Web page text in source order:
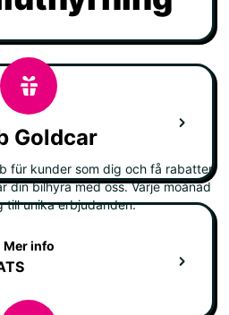
Goldcar
für kunder som dig och få rabatter
din bilhyra med oss. Varje moånad
till unika erbjudanden.
Mer info